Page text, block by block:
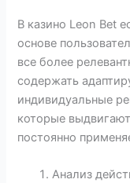
В казино Leon Bet
основе
все более
содержать
индивидуальные
которые
постоянно
Анализ